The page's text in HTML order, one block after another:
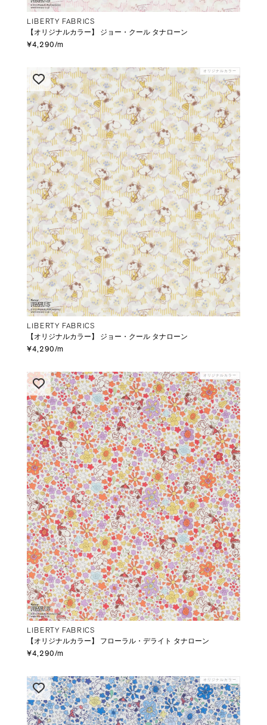
LIBERTY FABRICS
【オリジナルカラー】 ジョー・クール タナローン
¥4,290/m
オリジナルカラー
LIBERTY FABRICS
【オリジナルカラー】 ジョー・クール タナローン
¥4,290/m
オリジナルカラー
LIBERTY FABRICS
【オリジナルカラー】 フローラル・デライト タナローン
¥4,290/m
オリジナルカラー